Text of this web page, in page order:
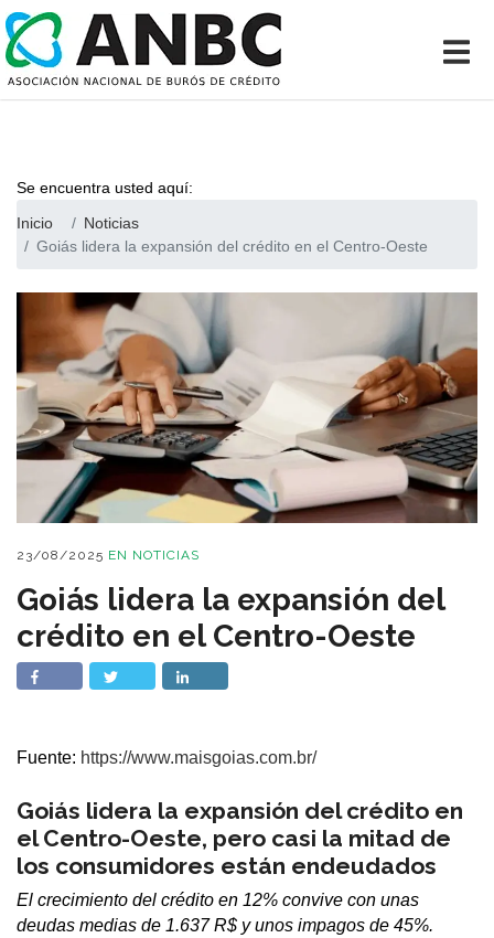
Se encuentra usted aquí:
Inicio
Noticias
Goiás lidera la expansión del crédito en el Centro-Oeste
23/08/2025 EN NOTICIAS
Goiás lidera la expansión del
crédito en el Centro-Oeste
Fuente: https://www.maisgoias.com.br/
Goiás lidera la expansión del crédito en
el Centro-Oeste, pero casi la mitad de
los consumidores están endeudados
El crecimiento del crédito en 12% convive con unas
deudas medias de 1.637 R$ y unos impagos de 45%.